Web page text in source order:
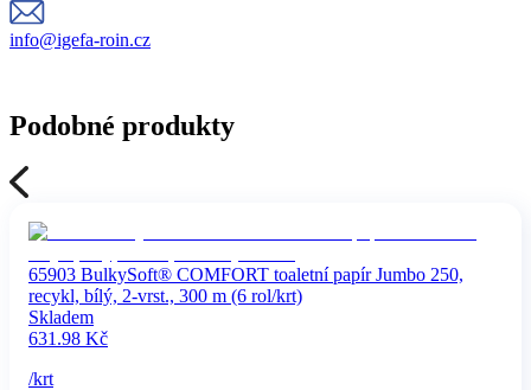
info@igefa-roin.cz
Podobné produkty
65903 BulkySoft® COMFORT toaletní papír Jumbo 250,
recykl, bílý, 2-vrst., 300 m (6 rol/krt)
Skladem
631.98 Kč
/krt